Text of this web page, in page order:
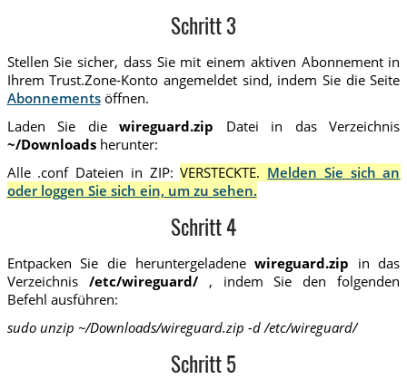
Schritt 3
Stellen Sie sicher, dass Sie mit einem aktiven Abonnement in
Ihrem Trust.Zone-Konto angemeldet sind, indem Sie die Seite
Abonnementsöffnen.
Laden Sie diewireguard.zip Datei in das Verzeichnis
~/Downloadsherunter:
Alle .conf Dateien in ZIP: VERSTECKTE. Melden Sie sich an
oder loggen Sie sich ein, um zu sehen.
Schritt 4
Entpacken Sie die heruntergeladenewireguard.zip in das
Verzeichnis /etc/wireguard/, indem Sie den folgenden
Befehl ausführen:
sudo unzip ~/Downloads/wireguard.zip -d /etc/wireguard/
Schritt 5